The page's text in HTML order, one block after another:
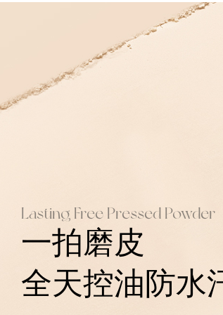
Lasting Free Pressed Powder
一拍磨皮
全天控油防水